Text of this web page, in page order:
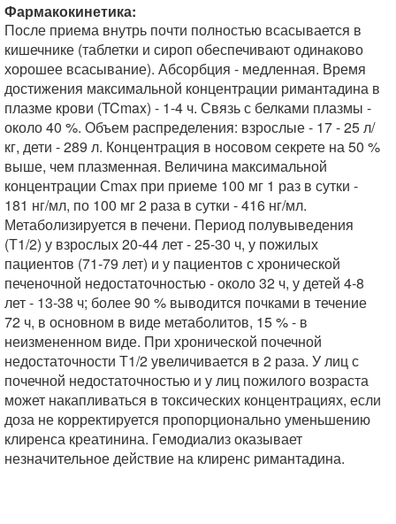
Фармакокинетика:
После приема внутрь почти полностью всасывается в
кишечнике (таблетки и сироп обеспечивают одинаково
хорошее всасывание). Абсорбция - медленная. Время
достижения максимальной концентрации римантадина в
плазме крови (TCmax) - 1-4 ч. Связь с белками плазмы -
около 40 %. Объем распределения: взрослые - 17 - 25 л/
кг, дети - 289 л. Концентрация в носовом секрете на 50 %
выше, чем плазменная. Величина максимальной
концентрации Сmах при приеме 100 мг 1 раз в сутки -
181 нг/мл, по 100 мг 2 раза в сутки - 416 нг/мл.
Метаболизируется в печени. Период полувыведения
(Т1/2) у взрослых 20-44 лет - 25-30 ч, у пожилых
пациентов (71-79 лет) и у пациентов с хронической
печеночной недостаточностью - около 32 ч, у детей 4-8
лет - 13-38 ч; более 90 % выводится почками в течение
72 ч, в основном в виде метаболитов, 15 % - в
неизмененном виде. При хронической почечной
недостаточности Т1/2 увеличивается в 2 раза. У лиц с
почечной недостаточностью и у лиц пожилого возраста
может накапливаться в токсических концентрациях, если
доза не корректируется пропорционально уменьшению
клиренса креатинина. Гемодиализ оказывает
незначительное действие на клиренс римантадина.